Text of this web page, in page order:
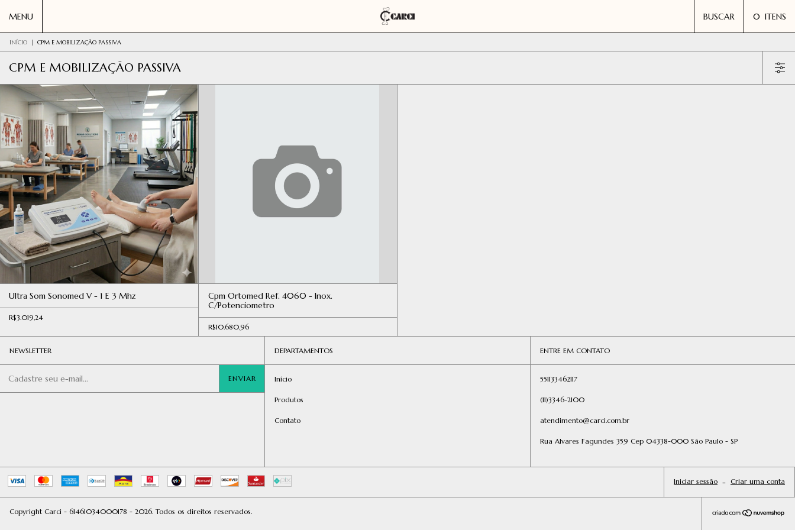
MENU BUSCAR 0 ITENS
INÍCIO | CPM E MOBILIZAÇÃO PASSIVA
CPM E MOBILIZAÇÃO PASSIVA
Ultra Som Sonomed V - 1 E 3 Mhz
R$3.019,24
Cpm Ortomed Ref. 4060 - Inox.
C/Potenciometro
R$10.680,96
NEWSLETTER DEPARTAMENTOS
Início
Produtos
Contato
ENTRE EM CONTATO
551133462117
(11)3346-2100
atendimento@carci.com.br
Rua Alvares Fagundes 359 Cep 04338-000 São Paulo - SP
Iniciar sessão - Criar uma conta
Copyright Carci - 61461034000178 - 2026. Todos os direitos reservados.